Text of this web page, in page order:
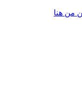
من هنا